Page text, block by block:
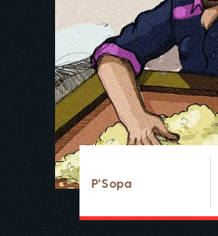
P'Sopa